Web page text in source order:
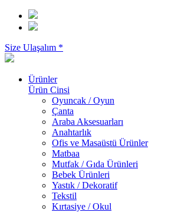
Size Ulaşalım *
Ürünler
Ürün Cinsi
Oyuncak / Oyun
Çanta
Araba Aksesuarları
Anahtarlık
Ofis ve Masaüstü Ürünler
Matbaa
Mutfak / Gıda Ürünleri
Bebek Ürünleri
Yastık / Dekoratif
Tekstil
Kırtasiye / Okul